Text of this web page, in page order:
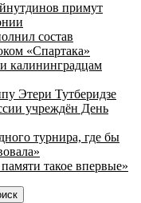
примут
состав
«Спартака»
калининградцам
Этери Тутберидзе
учреждён День
турнира, где бы
такое впервые»